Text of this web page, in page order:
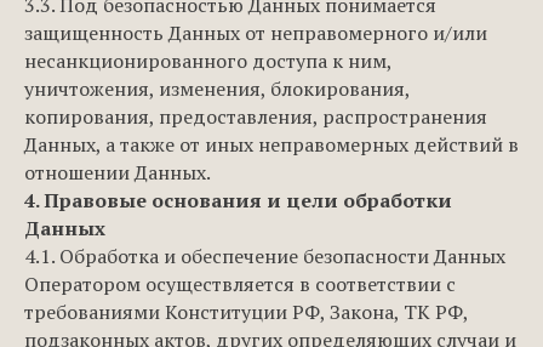
защищенность Данных от неправомерного и/или
несанкционированного доступа к ним,
уничтожения, изменения, блокирования,
копирования, предоставления, распространения
Данных, а также от иных неправомерных действий в
отношении Данных.
4. Правовые основания и цели обработки
Данных
4.1. Обработка и обеспечение безопасности Данных
Оператором осуществляется в соответствии с
требованиями Конституции РФ, Закона, ТК РФ,
подзаконных актов, других определяющих случаи и